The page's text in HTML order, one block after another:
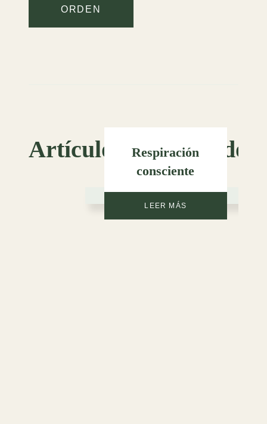
ORDEN
Artículos relacionados
Respiración
consciente
LEER MÁS